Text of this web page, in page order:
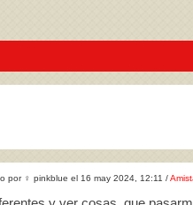
por ♀ pinkblue el 16 may 2024, 12:11 /